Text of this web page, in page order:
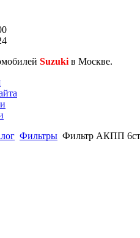
Suzuki в Москве.
Фильтры Фильтр АКПП